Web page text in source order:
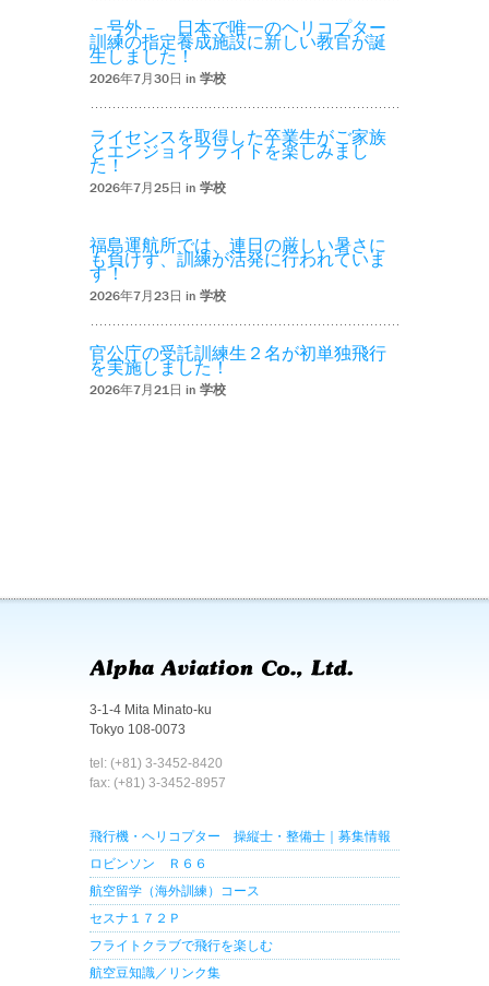
－号外－ 日本で唯一のヘリコプター
訓練の指定養成施設に新しい教官が誕
生しました！
2026年7月30日 in 学校
ライセンスを取得した卒業生がご家族
とエンジョイフライトを楽しみまし
た！
2026年7月25日 in 学校
福島運航所では、連日の厳しい暑さに
も負けず、訓練が活発に行われていま
す！
2026年7月23日 in 学校
官公庁の受託訓練生２名が初単独飛行
を実施しました！
2026年7月21日 in 学校
3-1-4 Mita Minato-ku
Tokyo 108-0073
tel: (+81) 3-3452-8420
fax: (+81) 3-3452-8957
飛行機・ヘリコプター 操縦士・整備士｜募集情報
ロビンソン Ｒ６６
航空留学（海外訓練）コース
セスナ１７２Ｐ
フライトクラブで飛行を楽しむ
航空豆知識／リンク集